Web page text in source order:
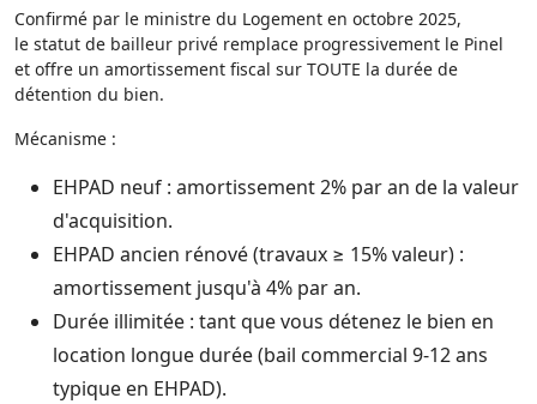
Confirmé par le ministre du Logement en octobre 2025,
le statut de bailleur privé remplace progressivement le Pinel
et offre un amortissement fiscal sur TOUTE la durée de
détention du bien.​
Mécanisme :
EHPAD neuf : amortissement 2% par an de la valeur
d'acquisition.​
EHPAD ancien rénové (travaux ≥ 15% valeur) :
amortissement jusqu'à 4% par an.​
Durée illimitée : tant que vous détenez le bien en
location longue durée (bail commercial 9-12 ans
typique en EHPAD).​